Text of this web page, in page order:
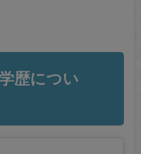
歴につい